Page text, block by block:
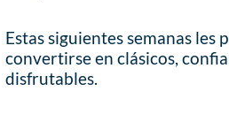
Estas siguientes semanas
convertirse en clásicos,
disfrutables.